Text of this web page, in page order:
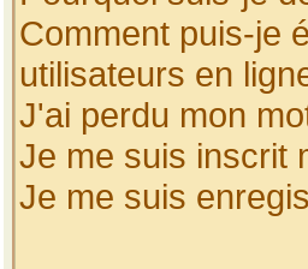
Comment puis-je
utilisateurs en
J'ai perdu mon
Je me suis inscrit
Je me suis